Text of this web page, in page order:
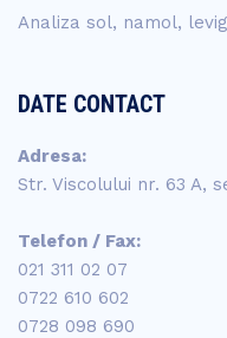
Analiza sol, namol,
DATE CONTACT
Adresa:
Str. Viscolului nr. 63 A,
Telefon / Fax:
021 311 02 07
0722 610 602
0728 098 690